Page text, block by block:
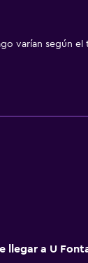
varían según el
llegar a U